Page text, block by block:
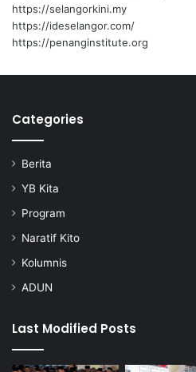
https://selangorkini.my
https://ideselangor.com/
https://penanginstitute.org
Categories
Berita
YB Kita
Program
Naratif Kito
Kolumnis
ADUN
Last Modified Posts